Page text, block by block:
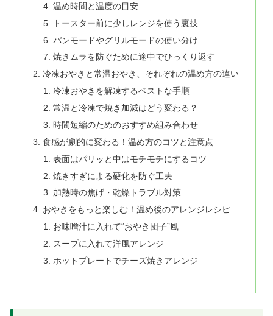
温め時間と温度の目安
トースター前に少しレンジを使う裏技
パンモードやグリルモードの使い分け
焼きムラを防ぐために途中でひっくり返す
冷凍おやきと常温おやき、それぞれの温め方の違い
冷凍おやきを解凍するベストな手順
常温と冷凍で焼き加減はどう変わる？
時間短縮のためのおすすめ組み合わせ
食感が劇的に変わる！温め方のコツと注意点
表面はパリッと中はモチモチにするコツ
焼きすぎによる硬化を防ぐ工夫
加熱時の焦げ・乾燥トラブル対策
おやきをもっと楽しむ！温め後のアレンジレシピ
お味噌汁に入れて“おやき団子”風
スープに入れて洋風アレンジ
ホットプレートでチーズ焼きアレンジ